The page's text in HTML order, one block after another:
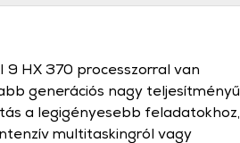
HX 370 processzorral van
generációs nagy teljesítményű
a legigényesebb feladatokhoz,
multitaskingról vagy